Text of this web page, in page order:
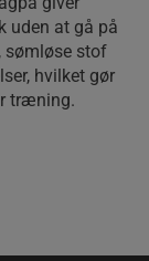
uden at gå på
sømløse stof
hvilket gør
træning.